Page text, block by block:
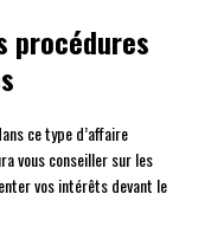
procédures
ce type d’affaire
vous conseiller sur les
vos intérêts devant le